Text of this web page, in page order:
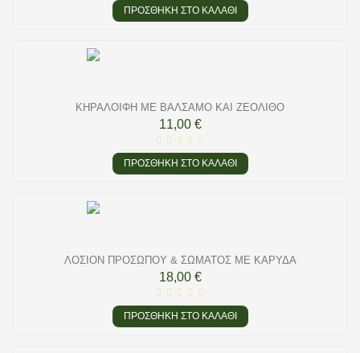
ΠΡΟΣΘΉΚΗ ΣΤΟ ΚΑΛΆΘΙ
ΚΗΡΑΛΟΙΦΉ ΜΕ ΒΆΛΣΑΜΟ ΚΑΙ ΖΕΌΛΙΘΟ
11,00 €
ΠΡΟΣΘΉΚΗ ΣΤΟ ΚΑΛΆΘΙ
ΛΟΣΙΌΝ ΠΡΟΣΏΠΟΥ & ΣΏΜΑΤΟΣ ΜΕ ΚΑΡΎΔΑ
18,00 €
ΠΡΟΣΘΉΚΗ ΣΤΟ ΚΑΛΆΘΙ